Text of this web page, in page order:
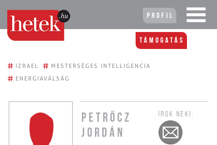
Profil
Támogatás
# IZRAEL # MESTERSÉGES INTELLIGENCIA
# ENERGIAVÁLSÁG
PETRŐCZ
JORDÁN
ÍROK NEKI: